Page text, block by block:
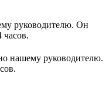
руководителю. Он
часов.
нашему руководителю.